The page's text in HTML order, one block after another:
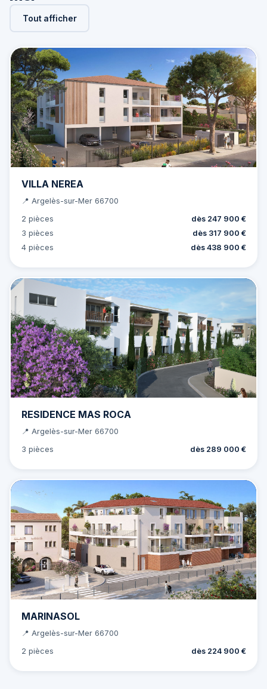
Tout afficher
VILLA NEREA
📍 Argelès-sur-Mer 66700
2 pièces
dès 247 900 €
3 pièces
dès 317 900 €
4 pièces
dès 438 900 €
RESIDENCE MAS ROCA
📍 Argelès-sur-Mer 66700
3 pièces
dès 289 000 €
MARINASOL
📍 Argelès-sur-Mer 66700
2 pièces
dès 224 900 €